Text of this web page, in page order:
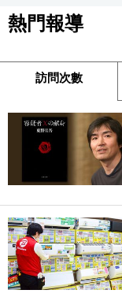
熱門報導
訪問次數